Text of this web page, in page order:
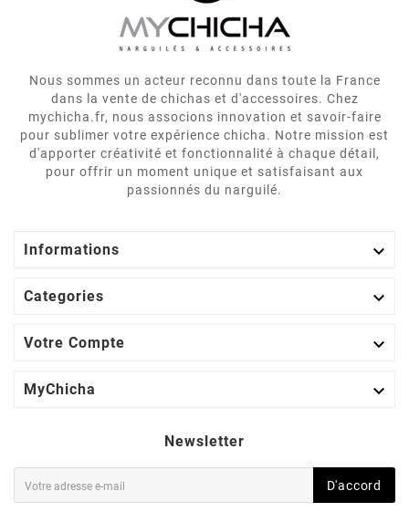
Nous sommes un acteur reconnu dans toute la France
dans la vente de chichas et d'accessoires. Chez
mychicha.fr, nous associons innovation et savoir-faire
pour sublimer votre expérience chicha. Notre mission est
d'apporter créativité et fonctionnalité à chaque détail,
pour offrir un moment unique et satisfaisant aux
passionnés du narguilé.
Informations 
Categories 
Votre Compte 
MyChicha 
Newsletter
D'accord